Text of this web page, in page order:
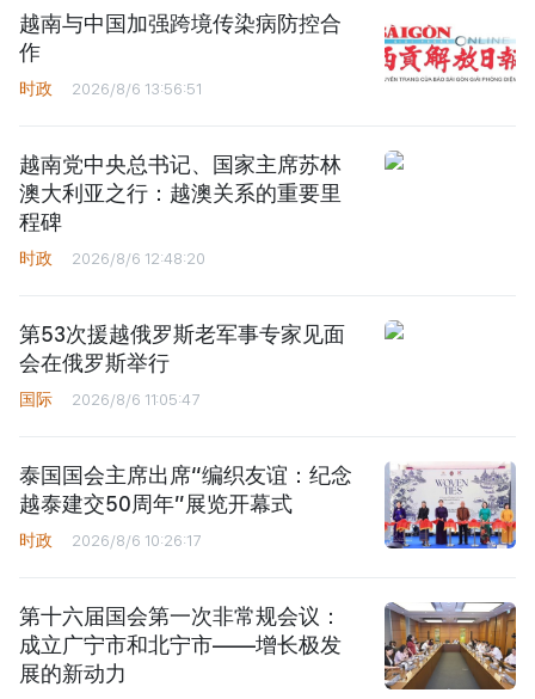
越南与中国加强跨境传染病防控合
作
时政 2026/8/6 13:56:51
越南党中央总书记、国家主席苏林
澳大利亚之行：越澳关系的重要里
程碑
时政 2026/8/6 12:48:20
第53次援越俄罗斯老军事专家见面
会在俄罗斯举行
国际 2026/8/6 11:05:47
泰国国会主席出席“编织友谊：纪念
越泰建交50周年”展览开幕式
时政 2026/8/6 10:26:17
第十六届国会第一次非常规会议：
成立广宁市和北宁市——增长极发
展的新动力